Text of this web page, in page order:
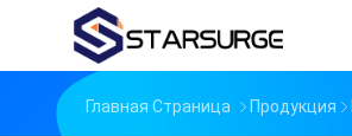
Главная Страница Продукция